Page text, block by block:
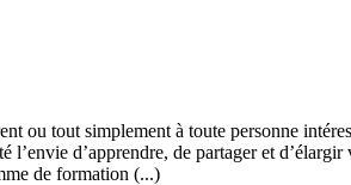
ou tout simplement à toute personne
d’apprendre, de partager et
de formation (...)